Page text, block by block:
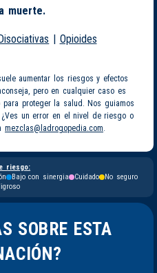
muerte.
| Opioides
aumentar los riesgos y efectos
pero en cualquier caso es
proteger la salud. Nos guiamos
¿Ves un error en el nivel de riesgo o
mezclas@ladrogopedia.com.
riesgo:
Bajo con sinergia Cuidado
No seguro
SOBRE ESTA